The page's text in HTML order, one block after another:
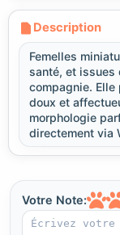
Description
Femelles
santé, et issues
compagnie.
doux et
morphologie
directement via
Votre Note: